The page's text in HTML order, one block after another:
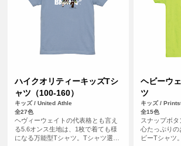
ハイクオリティーキッズTシ
ャツ（100-160）
キッズ / United Athle
全27色
ヘヴィーウェイトの代表格とも言え
る5.6オンス生地は、1枚で着ても様
になる万能型Tシャツ。Tシャツ選び
ヘビーウ
ツ
キッズ /
全15色
スナップボ
心たっぷり
ビーTシャツ